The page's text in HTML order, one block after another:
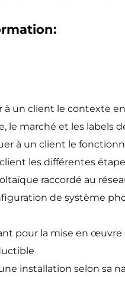
à un client le contexte
le marché et les labels
à un client le
les différentes
raccordé au
de système
pour la mise en
installation selon sa